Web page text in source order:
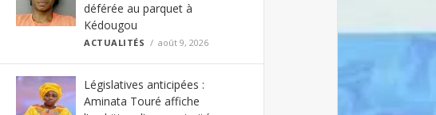
déférée au parquet à
Kédougou
ACTUALITÉS août 9, 2026
Législatives anticipées :
Aminata Touré affiche